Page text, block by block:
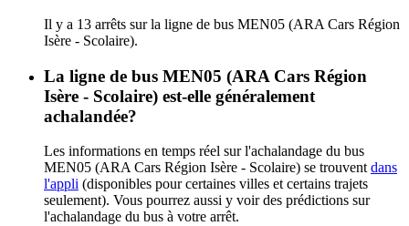
Il y a 13 arrêts sur la ligne de bus MEN05 (ARA Cars Région
Isère - Scolaire).
La ligne de bus MEN05 (ARA Cars Région
Isère - Scolaire) est-elle généralement
achalandée?
Les informations en temps réel sur l'achalandage du bus
MEN05 (ARA Cars Région Isère - Scolaire) se trouvent dans
l'appli (disponibles pour certaines villes et certains trajets
seulement). Vous pourrez aussi y voir des prédictions sur
l'achalandage du bus à votre arrêt.